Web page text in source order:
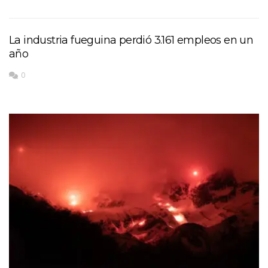
La industria fueguina perdió 3.161 empleos en un
año
0